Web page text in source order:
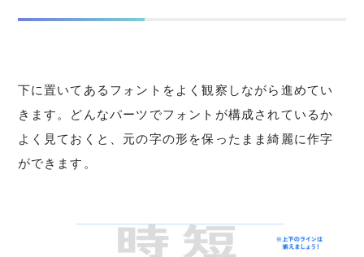
下に置いてあるフォントをよく観察しながら進めてい
きます。どんなパーツでフォントが構成されているか
よく見ておくと、元の字の形を保ったまま綺麗に作字
ができます。